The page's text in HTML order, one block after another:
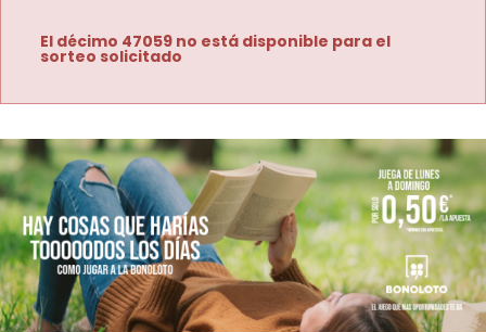
El décimo 47059 no está disponible para el
sorteo solicitado